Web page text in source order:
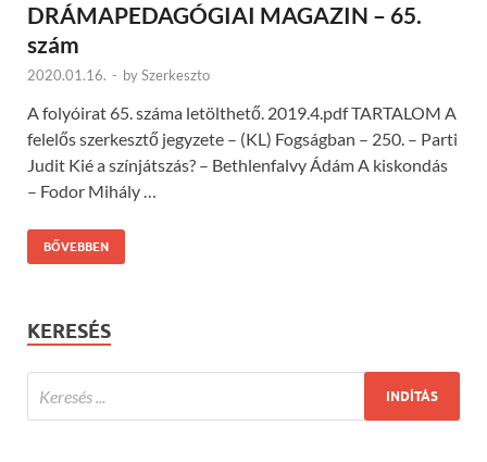
DRÁMAPEDAGÓGIAI MAGAZIN – 65.
szám
2020.01.16. - bySzerkeszto
A folyóirat 65. száma letölthető. 2019.4.pdf TARTALOM A
felelős szerkesztő jegyzete – (KL) Fogságban – 250. – Parti
Judit Kié a színjátszás? – Bethlenfalvy Ádám A kiskondás
– Fodor Mihály …
BŐVEBBEN
KERESÉS